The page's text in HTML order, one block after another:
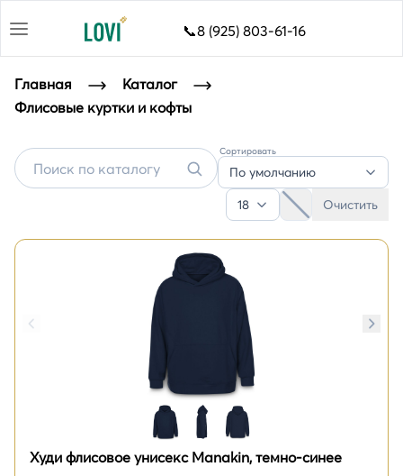
📞8 (925) 803-61-16
Главная
Каталог
Флисовые куртки и кофты
Флисовые куртки и кофты с логотипом
Сортировать
По умолчанию
18
Очистить
Худи флисовое унисекс Manakin, темно-синее